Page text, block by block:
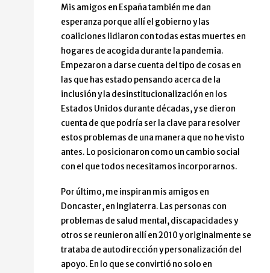
Mis amigos en España también me dan
esperanza porque allí el gobierno y las
coaliciones lidiaron con todas estas muertes en
hogares de acogida durante la pandemia.
Empezaron a darse cuenta del tipo de cosas en
las que has estado pensando acerca de la
inclusión y la desinstitucionalización en los
Estados Unidos durante décadas, y se dieron
cuenta de que podría ser la clave para resolver
estos problemas de una manera que no he visto
antes. Lo posicionaron como un cambio social
con el que todos necesitamos incorporarnos.
Por último, me inspiran mis amigos en
Doncaster, en Inglaterra. Las personas con
problemas de salud mental, discapacidades y
otros se reunieron allí en 2010 y originalmente se
trataba de autodirección y personalización del
apoyo. En lo que se convirtió no solo en